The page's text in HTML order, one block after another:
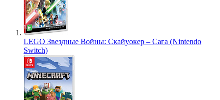
LEGO Звездные Войны: Скайуокер – Сага (Nintendo
Switch)